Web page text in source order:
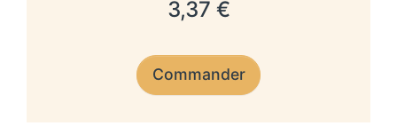
3,37 €
Commander